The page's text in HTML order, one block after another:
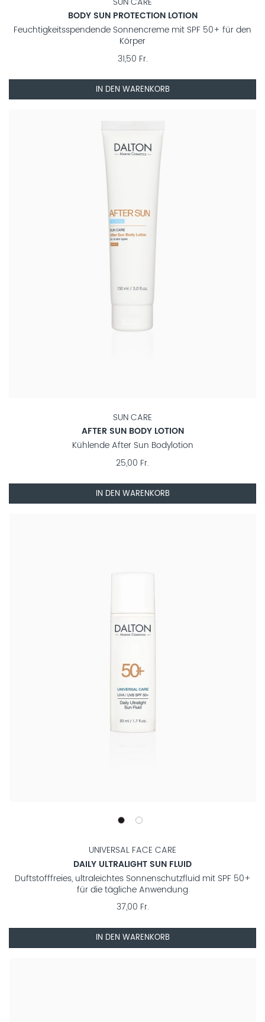
BODY SUN PROTECTION LOTION
Feuchtigkeitsspendende Sonnencreme mit SPF 50+ für den
Körper
31,50 Fr.
IN DEN WARENKORB
SUN CARE
AFTER SUN BODY LOTION
Kühlende After Sun Bodylotion
25,00 Fr.
IN DEN WARENKORB
UNIVERSAL FACE CARE
DAILY ULTRALIGHT SUN FLUID
Duftstofffreies, ultraleichtes Sonnenschutzfluid mit SPF 50+
für die tägliche Anwendung
37,00 Fr.
IN DEN WARENKORB